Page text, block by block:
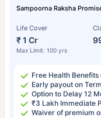
Sampoorna Raksha
Life Cover
₹ 1 Cr
Max Limit: 100 yrs
Free Health
Early payout on
Option to Delay 12
₹3 Lakh Immediate
Waiver of premium